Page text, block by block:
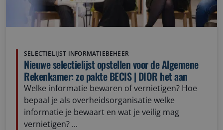
SELECTIELIJST INFORMATIEBEHEER
Nieuwe selectielijst opstellen voor de Algemene
Rekenkamer: zo pakte BECIS | DIOR het aan
Welke informatie bewaren of vernietigen? Hoe
bepaal je als overheidsorganisatie welke
informatie je bewaart en wat je veilig mag
vernietigen? ...